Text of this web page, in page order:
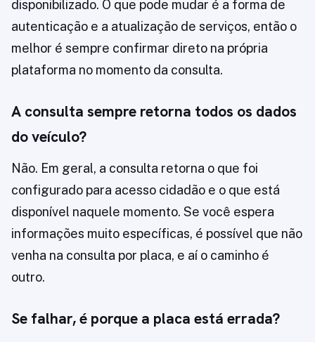
disponibilizado. O que pode mudar é a forma de
autenticação e a atualização de serviços, então o
melhor é sempre confirmar direto na própria
plataforma no momento da consulta.
A consulta sempre retorna todos os dados
do veículo?
Não. Em geral, a consulta retorna o que foi
configurado para acesso cidadão e o que está
disponível naquele momento. Se você espera
informações muito específicas, é possível que não
venha na consulta por placa, e aí o caminho é
outro.
Se falhar, é porque a placa está errada?